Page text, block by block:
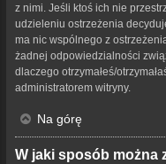
z nimi. Jeśli ktoś ich nie
udzieleniu ostrzeżenia
ma nic wspólnego z
żadnej odpowiedzialności
dlaczego otrzymałeś/
administratorem witryny.
Na górę
W jaki sposób można